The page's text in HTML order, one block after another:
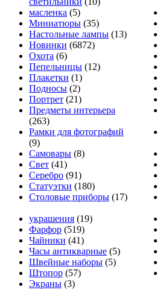
масленка (5)
Миниатюры (35)
Настольные лампы (13)
Новинки (6872)
Охота (6)
Пепельницы (12)
Плакетки (1)
Подносы (2)
Портрет (21)
Предметы интерьера
(263)
Рамки для фотографий
(9)
Самовары (8)
Свет (41)
Серебро (91)
Статуэтки (180)
Столовые приборы (17)
украшения (19)
Фарфор (519)
Чайники (41)
Часы антикварные (5)
Швейные наборы (5)
Штопор (57)
Экраны (3)